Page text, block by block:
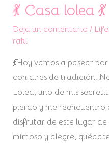
💃 Casa lolea 💃
Deja un comentario /
raki
💃Hoy vamos a pasear
con aires de tradición.
Lolea, uno de mis
pierdo y me reencuentro
disfrutar de este lugar
mimoso y alegre,
💃
lolea